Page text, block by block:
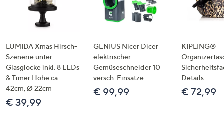
LUMIDA Xmas Hirsch-
Szenerie unter
Glasglocke inkl. 8 LEDs
& Timer Höhe ca.
42cm, Ø 22cm
€ 39,99
GENIUS Nicer Dicer
elektrischer
Gemüseschneider 10
versch. Einsätze
€ 99,99
KIPLING®
Details
€ 72,99